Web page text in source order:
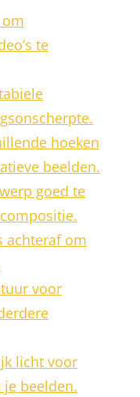
te
hoeken
beelden.
goed te
achteraf om
voor
licht voor
beelden.